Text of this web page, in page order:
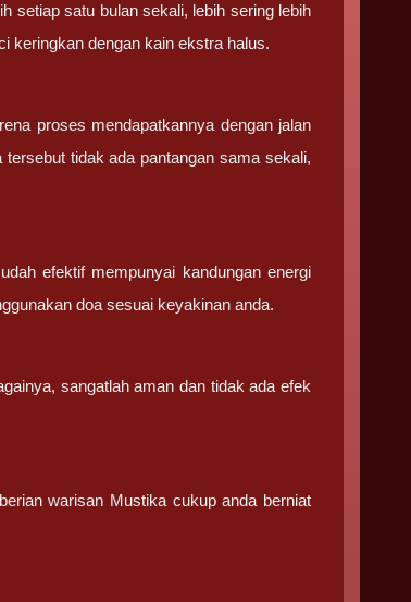
setiap satu bulan sekali, lebih sering lebih
keringkan dengan kain ekstra halus.
proses mendapatkannya dengan jalan
tidak ada pantangan sama sekali,
efektif mempunyai kandungan energi
doa sesuai keyakinan anda.
sangatlah aman dan tidak ada efek
warisan Mustika cukup anda berniat